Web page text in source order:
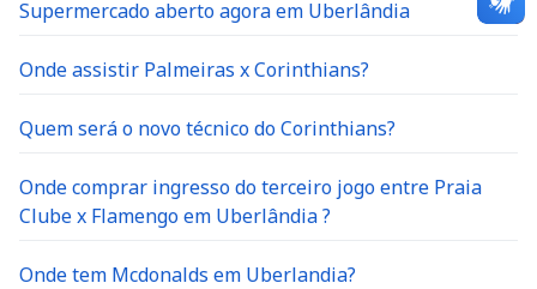
Supermercado aberto agora em Uberlândia
Onde assistir Palmeiras x Corinthians?
Quem será o novo técnico do Corinthians?
Onde comprar ingresso do terceiro jogo entre Praia
Clube x Flamengo em Uberlândia ?
Onde tem Mcdonalds em Uberlandia?